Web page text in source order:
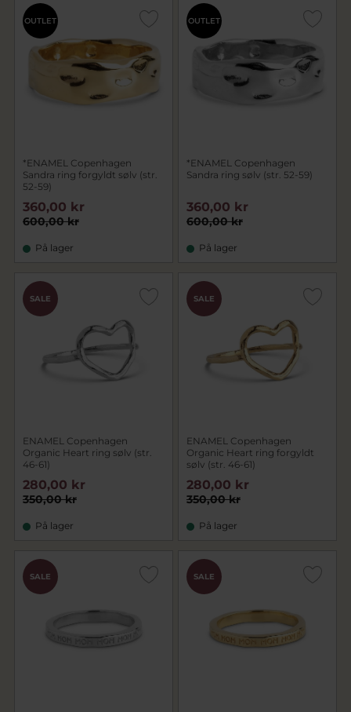
OUTLET
*ENAMEL Copenhagen
Sandra ring forgyldt sølv (str.
52-59)
600,00 kr
360,00 kr
På lager
OUTLET
*ENAMEL Copenhagen
Sandra ring sølv (str. 52-59)
600,00 kr
360,00 kr
På lager
SALE
ENAMEL Copenhagen
Organic Heart ring sølv (str.
46-61)
350,00 kr
280,00 kr
På lager
SALE
ENAMEL Copenhagen
Organic Heart ring forgyldt
sølv (str. 46-61)
350,00 kr
280,00 kr
På lager
SALE SALE